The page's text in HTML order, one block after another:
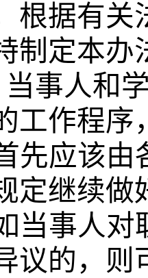
根据有关
制定本办
当事人和
工作程
先应该由
定继续做
当事人对
议的，则